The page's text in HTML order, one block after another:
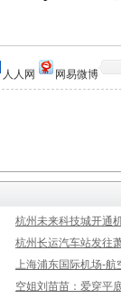
人人网 网易微博
杭州未来科技城开通
杭州长运汽车站发往
上海浦东国际机场-航
空姐刘苗苗：爱穿平